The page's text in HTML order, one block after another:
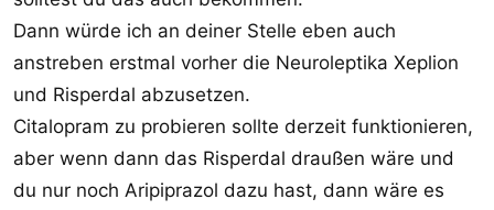
Dann würde ich an deiner Stelle eben auch
anstreben erstmal vorher die Neuroleptika Xeplion
und Risperdal abzusetzen.
Citalopram zu probieren sollte derzeit funktionieren,
aber wenn dann das Risperdal draußen wäre und
du nur noch Aripiprazol dazu hast, dann wäre es